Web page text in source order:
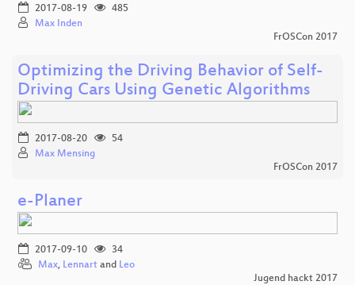
2017-08-19
485
Max Inden
FrOSCon 2017
Optimizing the Driving Behavior of Self-
Driving Cars Using Genetic Algorithms
2017-08-20
54
Max Mensing
FrOSCon 2017
e-Planer
2017-09-10
34
Max, Lennart and Leo
Jugend hackt 2017